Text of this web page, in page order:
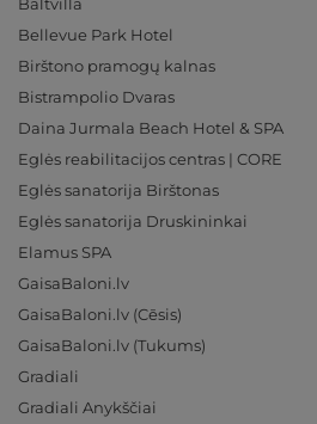
Baltvilla
Bellevue Park Hotel
Birštono pramogų kalnas
Bistrampolio Dvaras
Daina Jurmala Beach Hotel & SPA
Eglės reabilitacijos centras | CORE
Eglės sanatorija Birštonas
Eglės sanatorija Druskininkai
Elamus SPA
GaisaBaloni.lv
GaisaBaloni.lv (Cēsis)
GaisaBaloni.lv (Tukums)
Gradiali
Gradiali Anykščiai